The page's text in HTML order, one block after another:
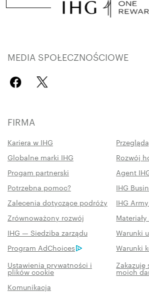
MEDIA SPOŁECZNOŚCIOWE
FIRMA
Kariera w IHG
Globalne marki IHG
Rozwój
Progam partnerski
Agent
Potrzebna pomoc?
IHG
Zalecenia dotyczące podróży
IHG
Zrównoważony rozwój
IHG — Siedziba zarządu
Warunki
Program AdChoices
Warunki
Ustawienia prywatności i
plików cookie
Zakazuję
moich
Komunikacja